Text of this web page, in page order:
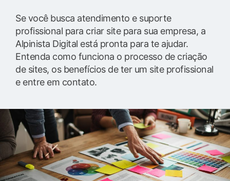
Se você busca atendimento e suporte
profissional para criar site para sua empresa, a
Alpinista Digital está pronta para te ajudar.
Entenda como funciona o processo de criação
de sites, os benefícios de ter um site profissional
e entre em contato.